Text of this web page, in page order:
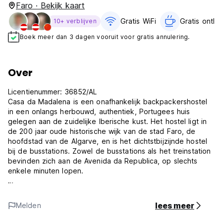
Faro · Bekijk kaart
10+ verblijven Gratis WiFi Gratis
Boek meer dan 3 dagen vooruit voor gratis annulering.
Over
Licentienummer: 36852/AL
Casa da Madalena is een onafhankelijk backpackershostel
in een onlangs herbouwd, authentiek, Portugees huis
gelegen aan de zuidelijke Iberische kust. Het hostel ligt in
de 200 jaar oude historische wijk van de stad Faro, de
hoofdstad van de Algarve, en is het dichtstbijzijnde hostel
bij de busstations. Zowel de busstations als het treinstation
bevinden zich aan de Avenida da Republica, op slechts
enkele minuten lopen.
door Bookings.com en HostelWorld uitgeroepen tot 'Top
Melden lees meer